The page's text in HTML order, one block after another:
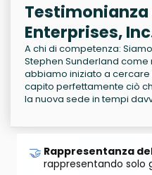
Testimonianza
Enterprises,
A chi di competenza:
Stephen Sunderland
abbiamo iniziato a cercare
capito perfettamente ciò
la nuova sede in tempi
🤝 Rappresentanza
rappresentando solo